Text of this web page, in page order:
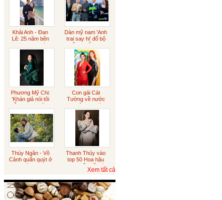
Bánh Cheese Tart Nhỏ
Sôcôla Gianduja
Sôcôla rắc vàng
Sôcôla vỏ cam
Khải Anh - Đan
Lê: 25 năm bên
nhau ngọt ngào
Dàn mỹ nam 'Anh
trai say hi' đổ bộ
buổi ra mắt phim
Phương Mỹ Chi:
'Khán giả nói tôi
diễn sượng cũng
Con gái Cát
Tường về nước
xin việc sau tám
năm du học
Australia
Thúy Ngân - Võ
Cảnh quấn quýt ở
Đà Lạt
Thanh Thủy vào
top 50 Hoa hậu
đẹp nhất thế giới
Xem tất cả